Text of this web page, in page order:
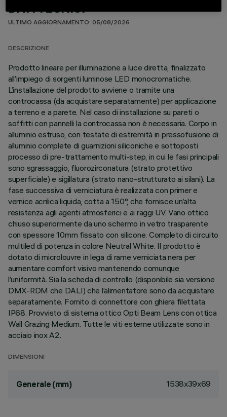
DATI TECNICI
ULTIMO AGGIORNAMENTO: 05/08/2026
DESCRIZIONE
Prodotto lineare per illuminazione a luce diretta, finalizzato
all’impiego di sorgenti luminose LED monocromatiche.
L’installazione del prodotto avviene o tramite una
controcassa (da acquistare separatamente) per applicazione
a terreno e a parete. Nel caso di installazione su pareti o
soffitti con pannelli la controcassa non è necessaria. Corpo in
alluminio estruso, con testate di estremità in pressofusione di
alluminio complete di guarnizioni siliconiche e sottoposti
processo di pre-trattamento multi-step, in cui le fasi principali
sono sgrassaggio, fluorozirconatura (strato protettivo
superficiale) e sigillatura (strato nano-strutturato ai silani). La
fase successiva di verniciatura è realizzata con primer e
vernice acrilica liquida, cotta a 150°, che fornisce un’alta
resistenza agli agenti atmosferici e ai raggi UV. Vano ottico
chiuso superiormente da uno schermo in vetro trasparente
con spessore 10mm fissato con silicone. Completo di circuito
multiled di potenza in colore Neutral White. Il prodotto è
dotato di microlouvre in lega di rame verniciata nera per
aumentare comfort visivo mantenendo comunque
l’uniformità. Sia la scheda di controllo (disponibile sia versione
DMX-RDM che DALI) che l’alimentatore sono da acquistare
separatamente. Fornito di connettore con ghiera filettata
IP68. Provvisto di sistema ottico Opti Beam Lens con ottica
Wall Grazing Medium. Tutte le viti esterne utilizzate sono in
acciaio inox A2.
DIMENSIONI
Generale (mm) 1538x39x69